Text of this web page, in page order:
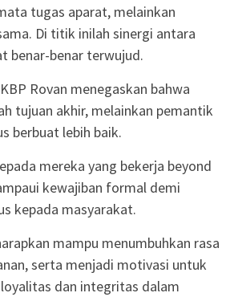
tugas aparat, melainkan
Di titik inilah sinergi antara
benar-benar terwujud.
Rovan menegaskan bahwa
tujuan akhir, melainkan pemantik
berbuat lebih baik.
mereka yang bekerja beyond
kewajiban formal demi
kepada masyarakat.
mampu menumbuhkan rasa
serta menjadi motivasi untuk
dan integritas dalam